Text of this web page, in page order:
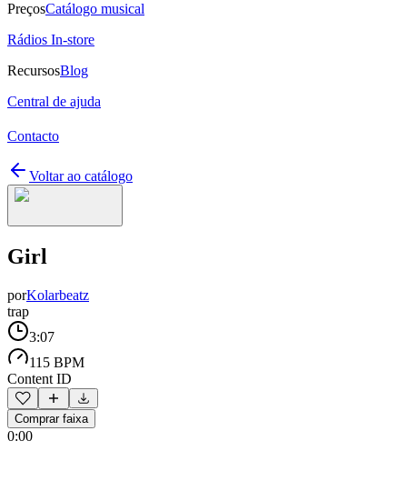
PreçosCatálogo musical
Rádios In-store
RecursosBlog
Central de ajuda
Contacto
Voltar ao catálogo
Girl
porKolarbeatz
trap
3:07
115 BPM
Content ID
Comprar faixa
0:00